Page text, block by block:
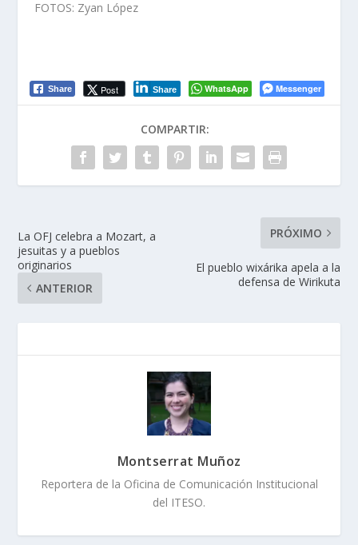
FOTOS: Zyan López
Share Post Share WhatsApp Messenger
COMPARTIR:
La OFJ celebra a Mozart, a
jesuitas y a pueblos
originarios
ANTERIOR
PRÓXIMO
El pueblo wixárika apela a la
defensa de Wirikuta
Montserrat Muñoz
Reportera de la Oficina de Comunicación Institucional
del ITESO.